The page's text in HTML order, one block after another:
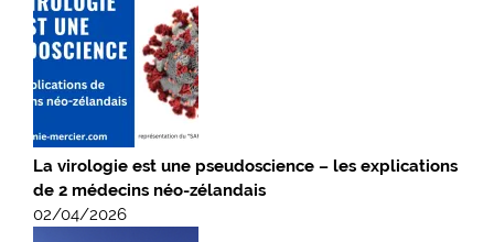
La virologie est une pseudoscience – les explications
de 2 médecins néo-zélandais
02/04/2026